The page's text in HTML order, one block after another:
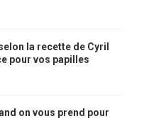
la recette de Cyril
pour vos papilles
on vous prend pour